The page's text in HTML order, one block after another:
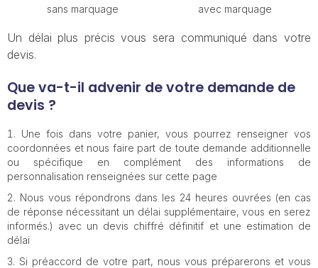
sans marquage avec marquage
Un délai plus précis vous sera communiqué dans votre
devis.
Que va-t-il advenir de votre demande de
devis ?
Une fois dans votre panier, vous pourrez renseigner vos
coordonnées et nous faire part de toute demande additionnelle
ou spécifique en complément des informations de
personnalisation renseignées sur cette page
Nous vous répondrons dans les 24 heures ouvrées (en cas
de réponse nécessitant un délai supplémentaire, vous en serez
informés.) avec un devis chiffré définitif et une estimation de
délai
Si préaccord de votre part, nous vous préparerons et vous